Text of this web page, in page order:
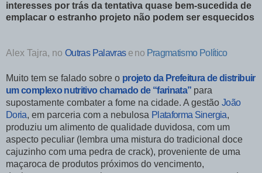
interesses por trás da tentativa quase bem-sucedida de
emplacar o estranho projeto não podem ser esquecidos
Alex Tajra, no Outras Palavrase no Pragmatismo Político
Muito tem se falado sobre o projeto da Prefeitura de distribuir
um complexo nutritivo chamado de “farinata” para
supostamente combater a fome na cidade. A gestão João
Doria, em parceria com a nebulosa Plataforma Sinergia,
produziu um alimento de qualidade duvidosa, com um
aspecto peculiar (lembra uma mistura do tradicional doce
cajuzinho com uma pedra de crack), proveniente de uma
maçaroca de produtos próximos do vencimento,